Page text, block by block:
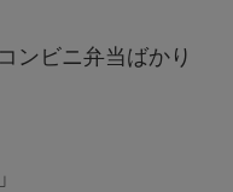
ンビニ弁当ばかり